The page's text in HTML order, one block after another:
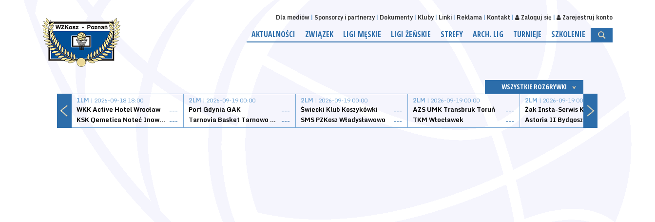
Dla mediów Sponsorzy i partnerzy Dokumenty Kluby Linki Reklama Kontakt Zaloguj się Zarejestruj konto
AKTUALNOŚCI ZWIĄZEK LIGI MĘSKIE LIGI ŻEŃSKIE STREFY ARCH. LIG TURNIEJE SZKOLENIE
WSZYSTKIE ROZGRYWKI
1LM | 2026-09-18 18:00
WKK Active Hotel Wrocław
---
KSK Qemetica Noteć Inowrocław ---
2LM | 2026-09-19 00:00
Port Gdynia GAK
---
Tarnovia Basket Tarnowo Podgórne ---
2LM | 2026-09-19 00:00
Świecki Klub Koszykówki
---
SMS PZKosz Władysławowo
---
2LM | 2026-09-19 00:00
AZS UMK Transbruk Toruń
---
TKM Włocławek
---
2LM | 2026-09-19 00:00
Żak Insta-Serwis Koszalin
Astoria II Bydgoszcz